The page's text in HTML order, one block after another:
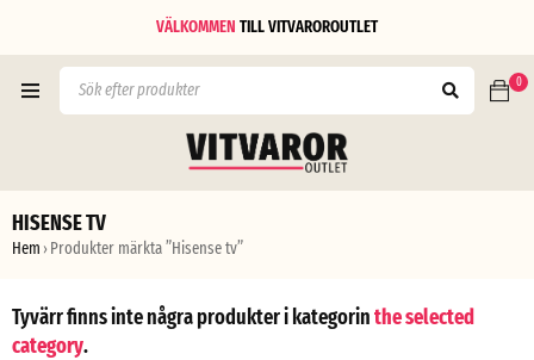
VÄLKOMMEN TILLVITVAROROUTLET
0
HISENSE TV
Hem › Produkter märkta ”Hisense tv”
Tyvärr finns inte några produkter i kategorinthe selected
category.